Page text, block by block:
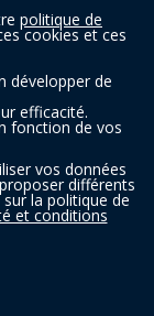
politique de
cookies et ces
développer de
efficacité.
fonction de vos
vos données
différents
la politique de
et conditions